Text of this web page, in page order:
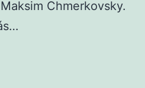
Chmerkovsky.